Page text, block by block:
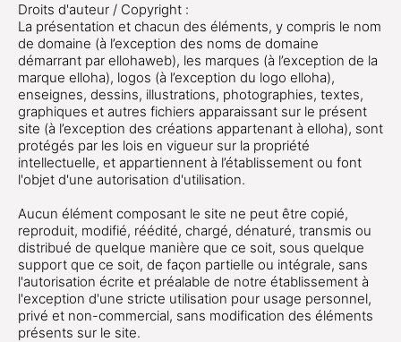
Droits d'auteur / Copyright :
La présentation et chacun des éléments, y compris le nom
de domaine (à l’exception des noms de domaine
démarrant par ellohaweb), les marques (à l’exception de la
marque elloha), logos (à l’exception du logo elloha),
enseignes, dessins, illustrations, photographies, textes,
graphiques et autres fichiers apparaissant sur le présent
site (à l’exception des créations appartenant à elloha), sont
protégés par les lois en vigueur sur la propriété
intellectuelle, et appartiennent à l’établissement ou font
l'objet d'une autorisation d'utilisation.
Aucun élément composant le site ne peut être copié,
reproduit, modifié, réédité, chargé, dénaturé, transmis ou
distribué de quelque manière que ce soit, sous quelque
support que ce soit, de façon partielle ou intégrale, sans
l'autorisation écrite et préalable de notre établissement à
l'exception d'une stricte utilisation pour usage personnel,
privé et non-commercial, sans modification des éléments
présents sur le site.